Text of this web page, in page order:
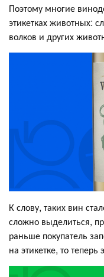
Поэтому многие
этикетках животных:
волков и других
К слову, таких вин
сложно выделиться,
раньше покупатель
на этикетке, то